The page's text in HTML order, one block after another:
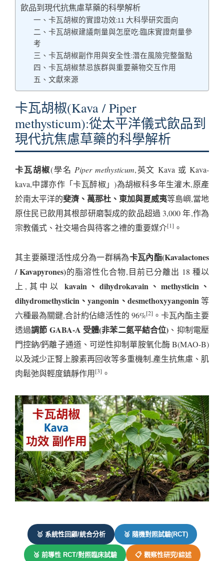
飲品到現代抗焦慮草藥的科學解析
一、卡瓦胡椒的實證功效:11 大科學研究面向
二、卡瓦胡椒建議劑量與怎麼吃:臨床實證劑量參
考
三、卡瓦胡椒副作用與安全性:潛在風險完整盤點
四、卡瓦胡椒禁忌族群與重要藥物交互作用
五、文獻來源
卡瓦胡椒(Kava / Piper
methysticum):從太平洋儀式飲品到
現代抗焦慮草藥的科學解析
卡瓦胡椒(學名 Piper methysticum,英文 Kava 或 Kava-
kava,中譯亦作「卡瓦醉椒」)為胡椒科多年生灌木,原產
於南太平洋的斐濟、萬那杜、東加與夏威夷等島嶼,當地
原住民已飲用其根部研磨製成的飲品超過 3,000 年,作為
宗教儀式、社交場合與待客之禮的重要媒介[1] 。
其主要藥理活性成分為一群稱為卡瓦內酯(Kavalactones
/ Kavapyrones)的脂溶性化合物,目前已分離出 18 種以
上,其中以 kavain、dihydrokavain、methysticin、
dihydromethysticin、yangonin、desmethoxyyangonin等
六種最為關鍵,合計約佔總活性的 96%[2] 。卡瓦內酯主要
透過調節 GABA-A 受體(非苯二氮平結合位) 、抑制電壓
門控鈉/鈣離子通道、可逆性抑制單胺氧化酶 B(MAO-B)
以及減少正腎上腺素再回收等多重機制,產生抗焦慮、肌
肉鬆弛與輕度鎮靜作用[3] 。
🥇 系統性回顧/統合分析 🥈 隨機對照試驗(RCT)
🥉 前導性 RCT/對照臨床試驗 📋 觀察性研究/綜述